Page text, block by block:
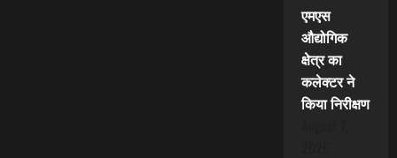
एमएस
औद्योगिक
क्षेत्र का
कलेक्टर ने
किया निरीक्षण